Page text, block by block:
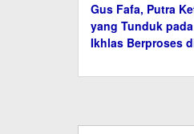
Gus Fafa, Putra
yang Tunduk
Ikhlas Berproses